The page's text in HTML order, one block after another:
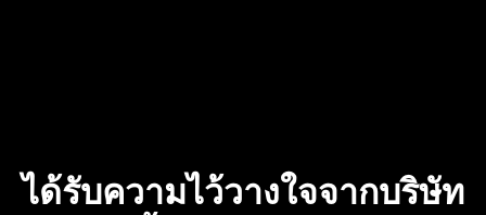
ได้รับความไว้วางใจจากบริษัท